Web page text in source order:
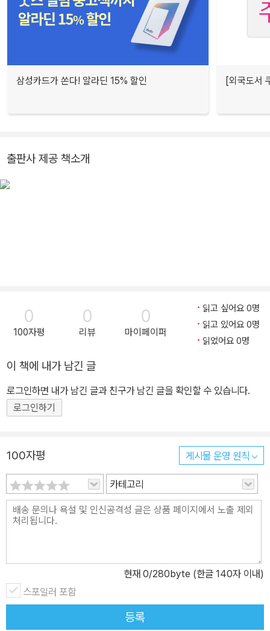
삼성카드가 쏜다! 알라딘 15% 할인 [외국도서
출판사 제공 책소개
0
100자평
0
리뷰
0
마이페이퍼
읽고 싶어요 0명
읽고 있어요 0명
읽었어요 0명
이 책에 내가 남긴 글
로그인하면 내가 남긴 글과 친구가 남긴 글을 확인할 수 있습니다.
로그인하기
100자평 게시물 운영 원칙
카테고리
현재 0/280byte (한글 140자 이내)
스포일러 포함
등록